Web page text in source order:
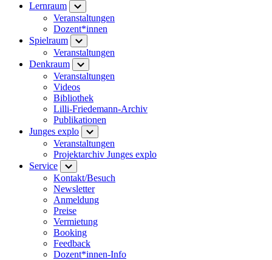
Lernraum
Veranstaltungen
Dozent*innen
Spielraum
Veranstaltungen
Denkraum
Veranstaltungen
Videos
Bibliothek
Lilli-Friedemann-Archiv
Publikationen
Junges explo
Veranstaltungen
Projektarchiv Junges explo
Service
Kontakt/Besuch
Newsletter
Anmeldung
Preise
Vermietung
Booking
Feedback
Dozent*innen-Info